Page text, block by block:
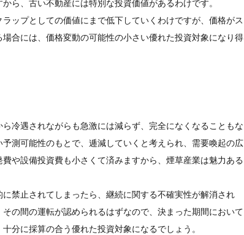
ら、古い不動産には特別な投資価値があるわけです。
ップとしての価値にまで低下していくわけですが、価格がス
合には、価格変動の可能性の小さい優れた投資対象になり得
冷遇されながらも急激には減らず、完全になくなることもな
測可能性のもとで、逓減していくと考えられ、需要喚起の広
や設備投資費も小さくて済みますから、煙草産業は魅力ある
禁止されてしまったら、継続に関する不確実性が解消され
の間の運転が認められるはずなので、決まった期間において
分に採算の合う優れた投資対象になるでしょう。